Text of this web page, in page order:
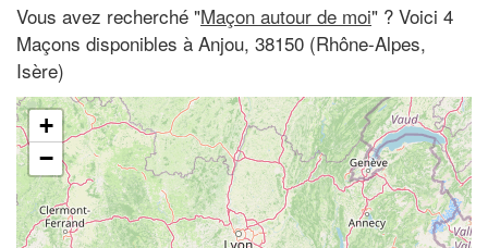
Vous avez recherché "Maçon autour de moi" ? Voici 4
Maçons disponibles à Anjou, 38150 (Rhône-Alpes,
Isère)
+
−